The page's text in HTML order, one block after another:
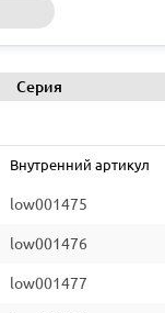
Серия
Внутренний артикул
low001475
low001476
low001477